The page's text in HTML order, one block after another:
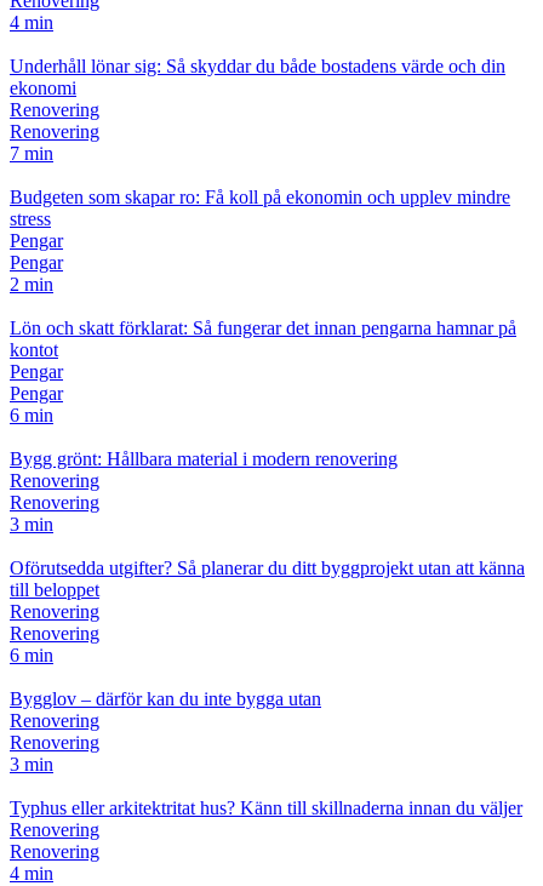
4 min
Underhåll lönar sig: Så skyddar du både bostadens värde och din
ekonomi
Renovering
Renovering
7 min
Budgeten som skapar ro: Få koll på ekonomin och upplev mindre
stress
Pengar
Pengar
2 min
Lön och skatt förklarat: Så fungerar det innan pengarna hamnar på
kontot
Pengar
Pengar
6 min
Bygg grönt: Hållbara material i modern renovering
Renovering
Renovering
3 min
Oförutsedda utgifter? Så planerar du ditt byggprojekt utan att känna
till beloppet
Renovering
Renovering
6 min
Bygglov – därför kan du inte bygga utan
Renovering
Renovering
3 min
Typhus eller arkitektritat hus? Känn till skillnaderna innan du väljer
Renovering
Renovering
4 min